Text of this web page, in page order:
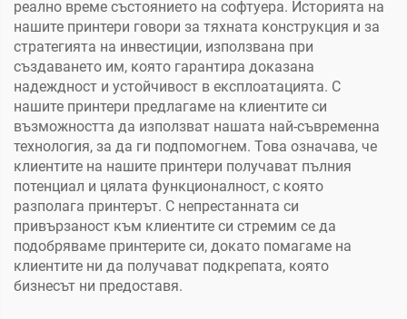
реално време състоянието на софтуера. Историята на
нашите принтери говори за тяхната конструкция и за
стратегията на инвестиции, използвана при
създаването им, която гарантира доказана
надеждност и устойчивост в експлоатацията. С
нашите принтери предлагаме на клиентите си
възможността да използват нашата най-съвременна
технология, за да ги подпомогнем. Това означава, че
клиентите на нашите принтери получават пълния
потенциал и цялата функционалност, с която
разполага принтерът. С непрестанната си
привързаност към клиентите си стремим се да
подобряваме принтерите си, докато помагаме на
клиентите ни да получават подкрепата, която
бизнесът ни предоставя.